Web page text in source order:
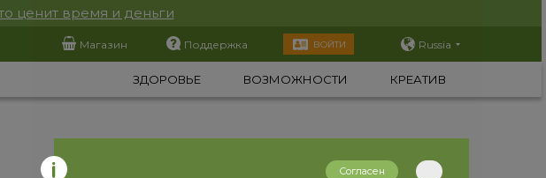
время и деньги
Магазин Поддержка ВОЙТИ Russia
ЗДОРОВЬЕ ВОЗМОЖНОСТИ КРЕАТИВ
Согласен